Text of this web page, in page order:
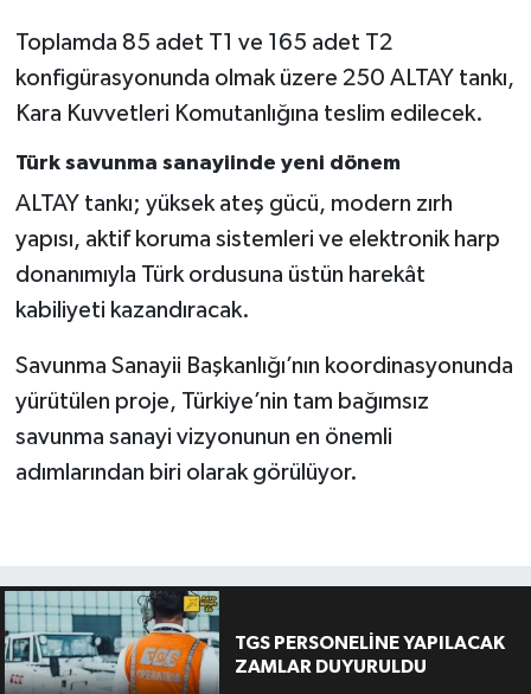
Toplamda 85 adet T1 ve 165 adet T2
konfigürasyonunda olmak üzere 250 ALTAY tankı,
Kara Kuvvetleri Komutanlığına teslim edilecek.
Türk savunma sanayiinde yeni dönem
ALTAY tankı; yüksek ateş gücü, modern zırh
yapısı, aktif koruma sistemleri ve elektronik harp
donanımıyla Türk ordusuna üstün harekât
kabiliyeti kazandıracak.
Savunma Sanayii Başkanlığı’nın koordinasyonunda
yürütülen proje, Türkiye’nin tam bağımsız
savunma sanayi vizyonunun en önemli
adımlarından biri olarak görülüyor.
TGS PERSONELİNE YAPILACAK
ZAMLAR DUYURULDU